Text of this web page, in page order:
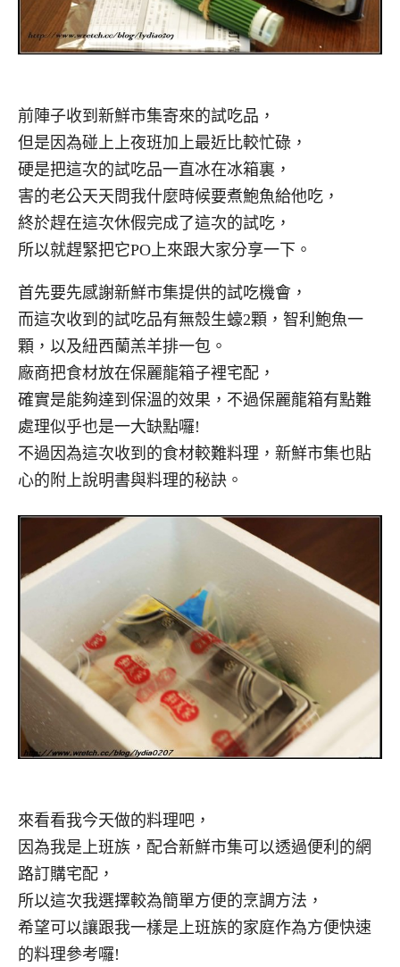
前陣子收到新鮮市集寄來的試吃品，
但是因為碰上上夜班加上最近比較忙碌，
硬是把這次的試吃品一直冰在冰箱裏，
害的老公天天問我什麼時候要煮鮑魚給他吃，
終於趕在這次休假完成了這次的試吃，
所以就趕緊把它PO上來跟大家分享一下。
首先要先感謝新鮮市集提供的試吃機會，
而這次收到的試吃品有無殼生蠔2顆，智利鮑魚一
顆，以及紐西蘭羔羊排一包。
廠商把食材放在保麗龍箱子裡宅配，
確實是能夠達到保溫的效果，不過保麗龍箱有點難
處理似乎也是一大缺點囉!
不過因為這次收到的食材較難料理，新鮮市集也貼
心的附上說明書與料理的秘訣。
來看看我今天做的料理吧，
因為我是上班族，配合新鮮市集可以透過便利的網
路訂購宅配，
所以這次我選擇較為簡單方便的烹調方法，
希望可以讓跟我一樣是上班族的家庭作為方便快速
的料理參考囉!